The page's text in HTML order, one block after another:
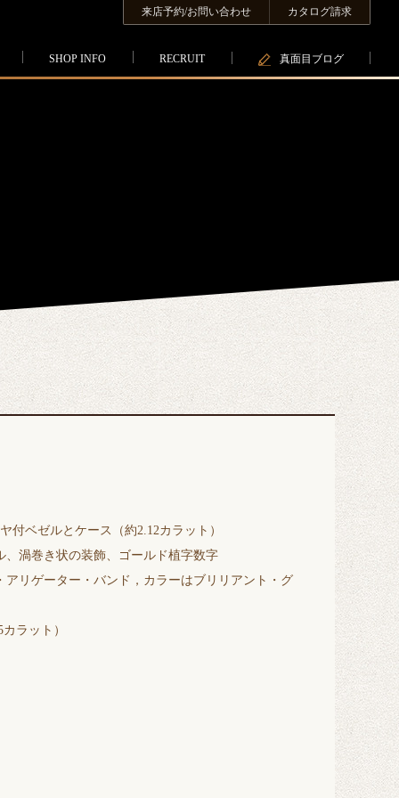
来店予約/お問い合わせ カタログ請求
SHOP INFO RECRUIT 真面目ブログ
付ベゼルとケース（約2.12カラット）
渦巻き状の装飾、ゴールド植字数字
リゲーター・バンド，カラーはブリリアント・グ
ラット）